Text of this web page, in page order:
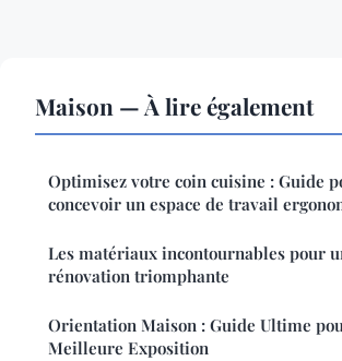
Maison — À lire également
Optimisez votre coin cuisine : Guide
concevoir un espace de travail
Les matériaux incontournables pour
rénovation triomphante
Orientation Maison : Guide Ultime
Meilleure Exposition